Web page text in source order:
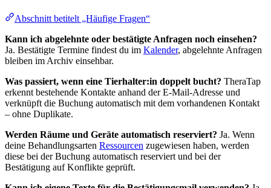
Abschnitt betitelt „Häufige Fragen“
Kann ich abgelehnte oder bestätigte Anfragen noch einsehen?
Ja. Bestätigte Termine findest du im Kalender, abgelehnte Anfragen
bleiben im Archiv einsehbar.
Was passiert, wenn eine Tierhalter:in doppelt bucht? TheraTap
erkennt bestehende Kontakte anhand der E-Mail-Adresse und
verknüpft die Buchung automatisch mit dem vorhandenen Kontakt
– ohne Duplikate.
Werden Räume und Geräte automatisch reserviert? Ja. Wenn
deine Behandlungsarten Ressourcen zugewiesen haben, werden
diese bei der Buchung automatisch reserviert und bei der
Bestätigung auf Konflikte geprüft.